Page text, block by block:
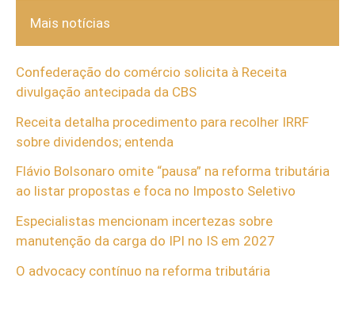
Mais notícias
Confederação do comércio solicita à Receita
divulgação antecipada da CBS
Receita detalha procedimento para recolher IRRF
sobre dividendos; entenda
Flávio Bolsonaro omite “pausa” na reforma tributária
ao listar propostas e foca no Imposto Seletivo
Especialistas mencionam incertezas sobre
manutenção da carga do IPI no IS em 2027
O advocacy contínuo na reforma tributária